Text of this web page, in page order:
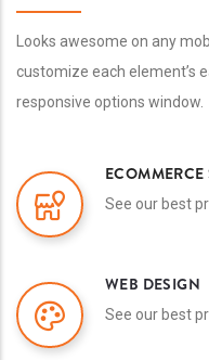
Looks awesome on any
customize each element’s
responsive options window.
See our best
WEB DESIGN
See our best